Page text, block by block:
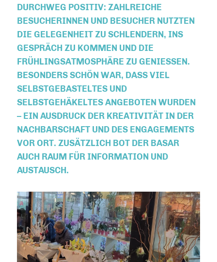
DURCHWEG POSITIV: ZAHLREICHE
BESUCHERINNEN UND BESUCHER NUTZTEN
DIE GELEGENHEIT ZU SCHLENDERN, INS
GESPRÄCH ZU KOMMEN UND DIE
FRÜHLINGSATMOSPHÄRE ZU GENIESSEN. B
ESONDERS SCHÖN WAR, DASS VIEL S
ELBSTGEBASTELTES UND S
ELBSTGEHÄKELTES ANGEBOTEN WURDEN –
EIN AUSDRUCK DER KREATIVITÄT IN DER N
ACHBARSCHAFT UND DES ENGAGEMENTS V
OR ORT. ZUSÄTZLICH BOT DER BASAR A
UCH RAUM FÜR INFORMATION UND A
USTAUSCH.